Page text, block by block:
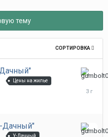
тему
СОРТИРОВКА
Цены на жилье
6
октября,
Дачный"
У-Дачный 6